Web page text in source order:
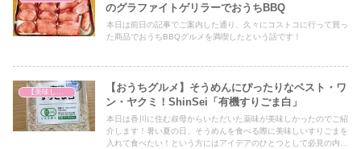
のグラファイトゲリラーでおうちBBQ
本日は前日の記事でご案内した通り、久々にコストコに行って買っ
た商品でおうちBBQグルメを満喫したという話です！
【おうちグルメ】そうめんにぴったりなベスト・ワ
ン・ヤクミ！ShinSei「有機すりごま白」
本日は香川に住む叔母からいただいた薬味が美味しかったのでご紹
介します！暑い夏の日、そうめんを食べる際に美味しいすりごまを
入れて食べたい！という方にはアイデアのひとつとして必見の内容